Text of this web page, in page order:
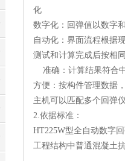
化
数字化：回弹值以数字
自动化：界面流程根据
测试和计算完成后按相
准确：计算结果符合
方便：按构件管理数据
主机可以匹配多个回弹
2.依据标准：
HT225W型全自动数字
工程结构中普通混凝土